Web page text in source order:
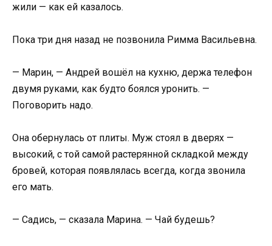
жили — как ей казалось.
Пока три дня назад не позвонила Римма Васильевна.
— Марин, — Андрей вошёл на кухню, держа телефон
двумя руками, как будто боялся уронить. —
Поговорить надо.
Она обернулась от плиты. Муж стоял в дверях —
высокий, с той самой растерянной складкой между
бровей, которая появлялась всегда, когда звонила
его мать.
— Садись, — сказала Марина. — Чай будешь?